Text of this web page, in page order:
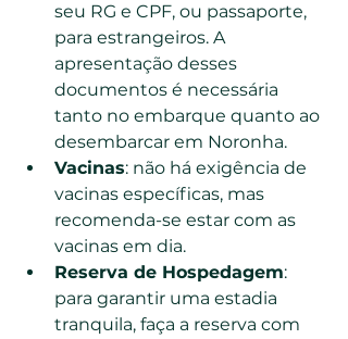
seu RG e CPF, ou passaporte,
para estrangeiros. A
apresentação desses
documentos é necessária
tanto no embarque quanto ao
desembarcar em Noronha.
Vacinas: não há exigência de
vacinas específicas, mas
recomenda-se estar com as
vacinas em dia.
Reserva de Hospedagem:
para garantir uma estadia
tranquila, faça a reserva com